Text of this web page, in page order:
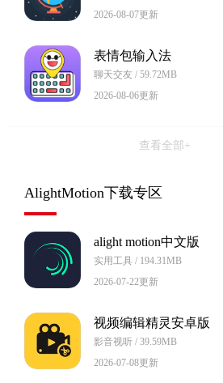
2026-08-07更新
表情包输入法
聊天交友 / 59.72MB
2026-08-06更新
查看全部+
AlightMotion下载专区
alight motion中文版
实用工具 / 194.31MB
2026-07-22更新
视频编辑精灵安卓版
影音视听 / 39.59MB
2026-07-08更新